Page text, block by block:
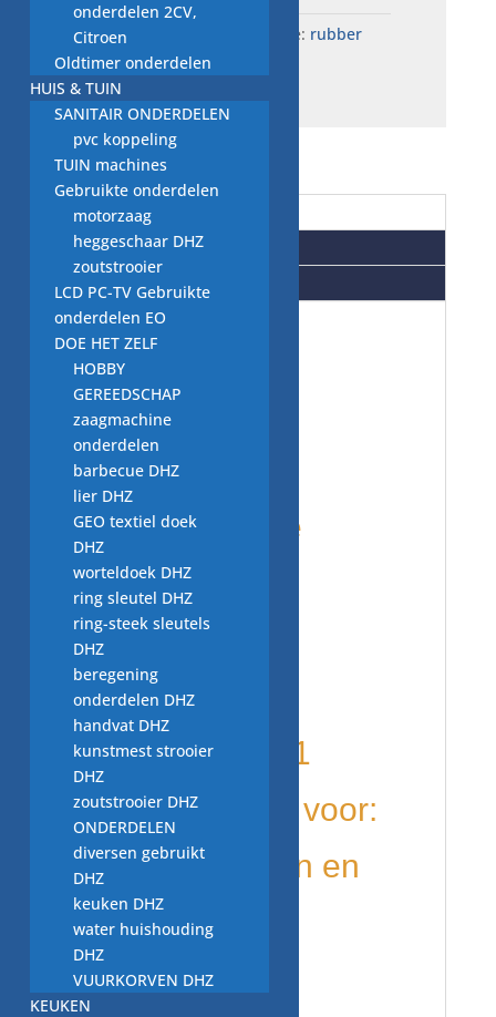
SKU: Categorie: rubber
afdichtingen VW
Beschrijving
Aanvullende informatie
Beoordelingen (0)
vaatwasser
onderdelen:
tweedehands,
origineel Miele
onderdeel
rubber pomp
afdichting
T.Nr. 05229531
wordt gebruikt voor:
diverse merken en
modellen o.a
Miele G 522
onderdelen 2CV,
Citroen
Oldtimer onderdelen
HUIS & TUIN
SANITAIR ONDERDELEN
pvc koppeling
TUIN machines
Gebruikte onderdelen
motorzaag
heggeschaar DHZ
zoutstrooier
LCD PC-TV Gebruikte
onderdelen EO
DOE HET ZELF
HOBBY
GEREEDSCHAP
zaagmachine
onderdelen
barbecue DHZ
lier DHZ
GEO textiel doek
DHZ
worteldoek DHZ
ring sleutel DHZ
ring-steek sleutels
DHZ
beregening
onderdelen DHZ
handvat DHZ
kunstmest strooier
DHZ
zoutstrooier DHZ
ONDERDELEN
diversen gebruikt
DHZ
keuken DHZ
water huishouding
DHZ
VUURKORVEN DHZ
KEUKEN